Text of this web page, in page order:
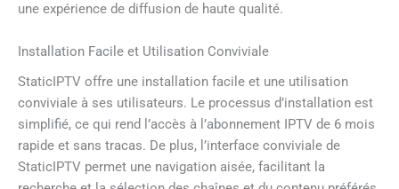
une expérience de diffusion de haute qualité.
Installation Facile et Utilisation Conviviale
StaticIPTV offre une installation facile et une utilisation
conviviale à ses utilisateurs. Le processus d’installation est
simplifié, ce qui rend l’accès à l’abonnement IPTV de 6 mois
rapide et sans tracas. De plus, l’interface conviviale de
StaticIPTV permet une navigation aisée, facilitant la